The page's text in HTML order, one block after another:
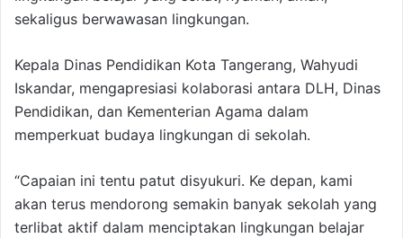
sekaligus berwawasan lingkungan.
Kepala Dinas Pendidikan Kota Tangerang, Wahyudi
Iskandar, mengapresiasi kolaborasi antara DLH, Dinas
Pendidikan, dan Kementerian Agama dalam
memperkuat budaya lingkungan di sekolah.
“Capaian ini tentu patut disyukuri. Ke depan, kami
akan terus mendorong semakin banyak sekolah yang
terlibat aktif dalam menciptakan lingkungan belajar